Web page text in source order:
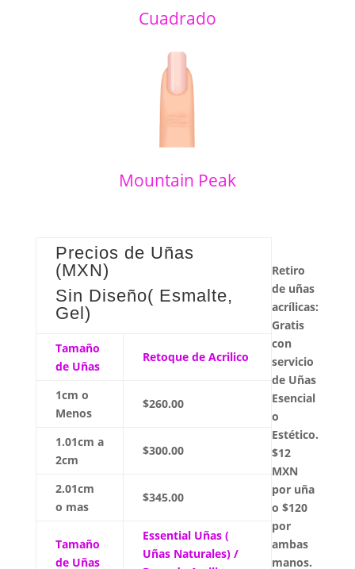
Cuadrado
Mountain Peak
Precios de Uñas
(MXN)
Sin Diseño( Esmalte,
Gel)
Tamaño
de Uñas
Retoque de Acrilico
1cm o
Menos
$260.00
1.01cm a
2cm
$300.00
2.01cm
o mas
$345.00
Tamaño
de Uñas
Essential Uñas (
Uñas Naturales) /
Retiro
de uñas
acrílicas:
Gratis
con
servicio
de Uñas
Esencial
o
Estético.
$12
MXN
por uña
o $120
por
ambas
manos.